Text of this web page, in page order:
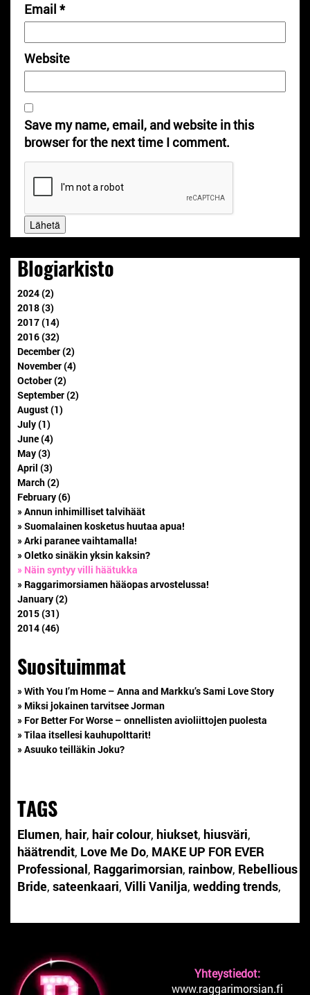
Email *
Website
Save my name, email, and website in this
browser for the next time I comment.
Blogiarkisto
2024 (2)
2018 (3)
2017 (14)
2016 (32)
December (2)
November (4)
October (2)
September (2)
August (1)
July (1)
June (4)
May (3)
April (3)
March (2)
February (6)
» Annun inhimilliset talvihäät
» Suomalainen kosketus huutaa apua!
» Arki paranee vaihtamalla!
» Oletko sinäkin yksin kaksin?
» Näin syntyy villi häätukka
» Raggarimorsiamen hääopas arvostelussa!
January (2)
2015 (31)
2014 (46)
Suosituimmat
» With You I’m Home – Anna and Markku’s Sami Love Story
» Miksi jokainen tarvitsee Jorman
» For Better For Worse – onnellisten avioliittojen puolesta
» Tilaa itsellesi kauhupolttarit!
» Asuuko teilläkin Joku?
TAGS
Elumen, hair, hair colour, hiukset, hiusväri,
häätrendit, Love Me Do, MAKE UP FOR EVER
Professional, Raggarimorsian, rainbow, Rebellious
Bride, sateenkaari, Villi Vanilja, wedding trends,
Yhteystiedot:
www.raggarimorsian.fi